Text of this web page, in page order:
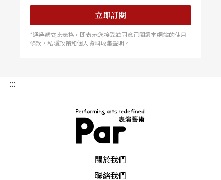
性手法表現。例如大提琴不拉弦而改拉音柱、以手
指在笛子按孔上敲打發出聲音而不吹氣等等，改變
了傳統演奏方式並且開發出多種變化，使得樂器的
腔外，「氣聲」的運用也是一大創舉。李泰祥更舉
例，在某些聲音的表現上，就像書法筆畫的「捺」
大量運用毫無意義的文字來創作，如「大地」裡的h
立即訂閱
*通過遞交此表格，即表示您接受並同意已閱讀本網站的使用
條款，私隱政策和個人資料收集聲明。
:::
關於我們
聯絡我們